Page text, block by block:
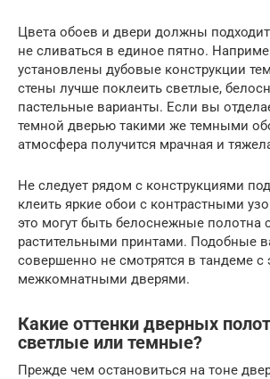
Цвета обоев и двери должны
не сливаться в единое пятно.
установлены дубовые конструкции
стены лучше поклеить светлые,
пастельные варианты. Если вы
темной дверью такими же темными
атмосфера получится мрачная и
Не следует рядом с конструкциями
клеить яркие обои с контрастными
это могут быть белоснежные полотна
растительными принтами. Подобные
совершенно не смотрятся в тандеме с
межкомнатными дверями.
Какие оттенки дверных
светлые или темные?
Прежде чем остановиться на тоне